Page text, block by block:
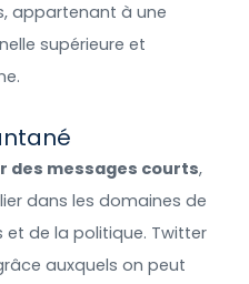
appartenant à une
supérieure et
des messages courts,
dans les domaines de
de la politique. Twitter
auxquels on peut